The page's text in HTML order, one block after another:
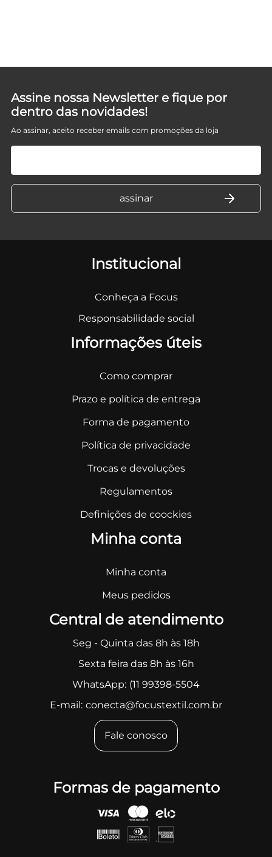
Assine nossa Newsletter e fique por
dentro das novidades!
Ao assinar, aceito receber emails com promoções da loja
Institucional
Conheça a Focus
Responsabilidade social
Informações úteis
Como comprar
Prazo e política de entrega
Forma de pagamento
Política de privacidade
Trocas e devoluções
Regulamentos
Definições de coockies
Minha conta
Minha conta
Meus pedidos
Central de atendimento
Seg - Quinta das 8h às 18h
Sexta feira das 8h às 16h
WhatsApp: (11 99398-5504
E-mail: conecta@focustextil.com.br
Fale conosco
Formas de pagamento